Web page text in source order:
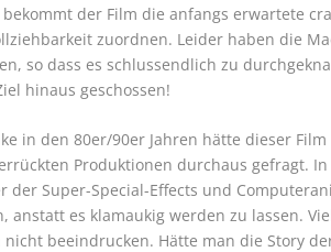
der Film die anfangs erwartete
zuordnen. Leider haben die
so dass es schlussendlich zu
hinaus geschossen!
in den 80er/90er Jahren hätte dieser
Produktionen durchaus gefragt.
der Super-Special-Effects und
anstatt es klamaukig werden zu lassen.
nicht beeindrucken. Hätte man die Story